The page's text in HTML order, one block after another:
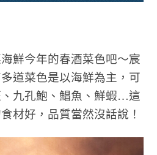
鮮今年的春酒菜色吧～宸
道菜色是以海鮮為主，可
九孔鮑、鯧魚、鮮蝦…這
材好，品質當然沒話說！